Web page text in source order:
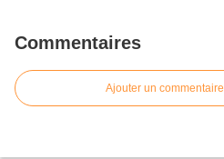
Commentaires
Ajouter un commentaire